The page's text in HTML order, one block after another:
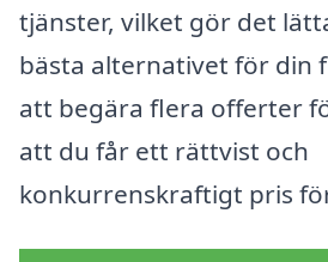
tjänster, vilket gör det
bästa alternativet för din
att begära flera offerter
att du får ett rättvist och
konkurrenskraftigt pris